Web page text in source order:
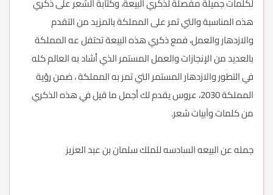
هذه المناسبة والتي تمر على المملكة بالمزيد من التقدم
والازدهار والعمل، فمع ذكري هذه البيعة تحتفل عه المملكة
بالعديد من الإنجازات والعمل المستمر الذي أشاد به العالم كله
في التطور والازدهار المستمر التي تمر به المملكة ، ضمن رؤية
المملكة 2030، عروس يقدم لك أجمل ما قيل في هذه الذكري
من كلمات وآبيات شعر.
جمله عن البيعه السادسه للملك سلمان بن عبد العزيز